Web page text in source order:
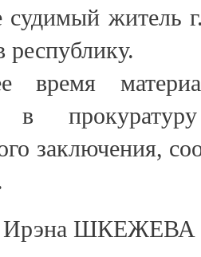
судимый житель
республику.
время
в
заключения,
Ирэна ШКЕЖЕВА